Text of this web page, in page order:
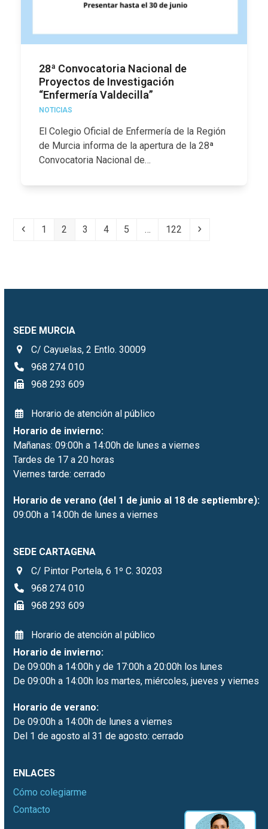
28ª Convocatoria Nacional de
Proyectos de Investigación
“Enfermería Valdecilla”
NOTICIAS
El Colegio Oficial de Enfermería de la Región
de Murcia informa de la apertura de la 28ª
Convocatoria Nacional de…
AnteriorPage
1 Page
2 Page
3 Page
4 Page
5 … Page
122 Siguiente
SEDE MURCIA
C/ Cayuelas, 2 Entlo. 30009
968 274 010
968 293 609
Horario de atención al público
Horario de invierno:
Mañanas: 09:00h a 14:00h de lunes a viernes
Tardes de 17 a 20 horas
Viernes tarde: cerrado
Horario de verano (del 1 de junio al 18 de septiembre):
09:00h a 14:00h de lunes a viernes
SEDE CARTAGENA
C/ Pintor Portela, 6 1º C. 30203
968 274 010
968 293 609
Horario de atención al público
Horario de invierno:
De 09:00h a 14:00h y de 17:00h a 20:00h los lunes
De 09:00h a 14:00h los martes, miércoles, jueves y viernes
Horario de verano:
De 09:00h a 14:00h de lunes a viernes
Del 1 de agosto al 31 de agosto: cerrado
ENLACES
Cómo colegiarme
Contacto